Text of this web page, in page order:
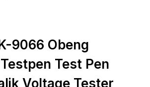
9066 Obeng
Test Pen
Voltage Tester